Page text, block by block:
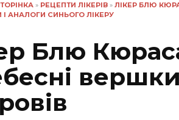
» РЕЦЕПТИ ЛІКЕРІВ » ЛІКЕР БЛЮ
І АНАЛОГИ СИНЬОГО ЛІКЕРУ
Блю